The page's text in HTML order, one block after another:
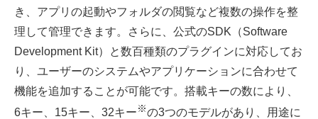
き、アプリの起動やフォルダの閲覧など複数の操作を整
理して管理できます。さらに、公式のSDK（Software
Development Kit）と数百種類のプラグインに対応してお
り、ユーザーのシステムやアプリケーションに合わせて
機能を追加することが可能です。搭載キーの数により、
6キー、15キー、32キー ※の3つのモデルがあり、用途に